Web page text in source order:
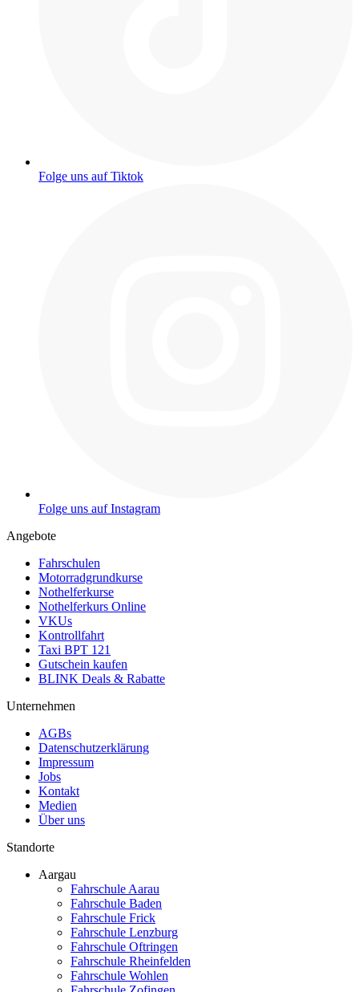
Folge uns auf Tiktok
Folge uns auf Instagram
Angebote
Fahrschulen
Motorradgrundkurse
Nothelferkurse
Nothelferkurs Online
VKUs
Kontrollfahrt
Taxi BPT 121
Gutschein kaufen
BLINK Deals & Rabatte
Unternehmen
AGBs
Datenschutzerklärung
Impressum
Jobs
Kontakt
Medien
Über uns
Standorte
Aargau
Fahrschule Aarau
Fahrschule Baden
Fahrschule Frick
Fahrschule Lenzburg
Fahrschule Oftringen
Fahrschule Rheinfelden
Fahrschule Wohlen